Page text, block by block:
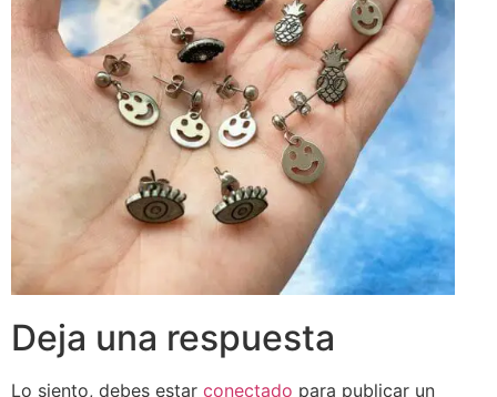
Deja una respuesta
Lo siento, debes estar conectado para publicar un